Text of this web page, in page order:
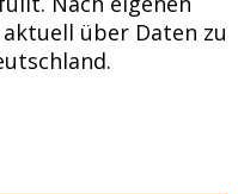
über Daten zu